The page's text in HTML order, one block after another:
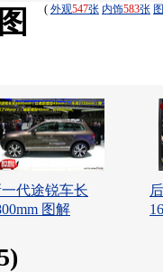
( 外观547张 内饰583张
代途锐车长
图解